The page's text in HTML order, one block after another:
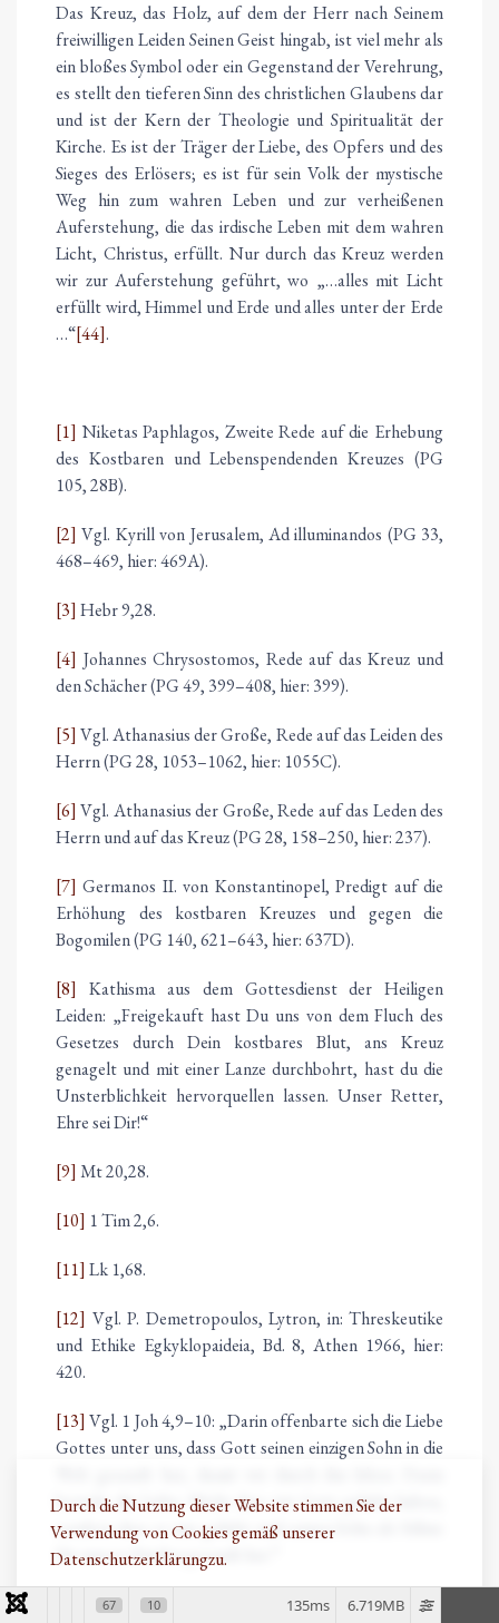
Durch die Nutzung dieser Website stimmen Sie der
Verwendung von Cookies gemäß unserer
Datenschutzerklärungzu.
Das Kreuz, das Holz, auf dem der Herr nach Seinem
freiwilligen Leiden Seinen Geist hingab, ist viel mehr als
ein bloßes Symbol oder ein Gegenstand der Verehrung,
es stellt den tieferen Sinn des christlichen Glaubens dar
und ist der Kern der Theologie und Spiritualität der
Kirche. Es ist der Träger der Liebe, des Opfers und des
Sieges des Erlösers; es ist für sein Volk der mystische
Weg hin zum wahren Leben und zur verheißenen
Auferstehung, die das irdische Leben mit dem wahren
Licht, Christus, erfüllt. Nur durch das Kreuz werden
wir zur Auferstehung geführt, wo „…alles mit Licht
erfüllt wird, Himmel und Erde und alles unter der Erde
…“[44].
[1] Niketas Paphlagos, Zweite Rede auf die Erhebung
des Kostbaren und Lebenspendenden Kreuzes (PG
105, 28B).
[2] Vgl. Kyrill von Jerusalem, Ad illuminandos (PG 33,
468–469, hier: 469A).
[3] Hebr 9,28.
[4] Johannes Chrysostomos, Rede auf das Kreuz und
den Schächer (PG 49, 399–408, hier: 399).
[5] Vgl. Athanasius der Große, Rede auf das Leiden des
Herrn (PG 28, 1053–1062, hier: 1055C).
[6] Vgl. Athanasius der Große, Rede auf das Leden des
Herrn und auf das Kreuz (PG 28, 158–250, hier: 237).
[7] Germanos II. von Konstantinopel, Predigt auf die
Erhöhung des kostbaren Kreuzes und gegen die
Bogomilen (PG 140, 621–643, hier: 637D).
[8] Kathisma aus dem Gottesdienst der Heiligen
Leiden: „Freigekauft hast Du uns von dem Fluch des
Gesetzes durch Dein kostbares Blut, ans Kreuz
genagelt und mit einer Lanze durchbohrt, hast du die
Unsterblichkeit hervorquellen lassen. Unser Retter,
Ehre sei Dir!“
[9] Mt 20,28.
[10] 1 Tim 2,6.
[11] Lk 1,68.
[12] Vgl. P. Demetropoulos, Lytron, in: Threskeutike
und Ethike Egkyklopaideia, Bd. 8, Athen 1966, hier:
420.
[13] Vgl. 1 Joh 4,9–10: „Darin offenbarte sich die Liebe
Gottes unter uns, dass Gott seinen einzigen Sohn in die
besteht die Liebe: Nicht dass wir Gott geliebt haben,
sondern dass er uns geliebt und seinen Sohn als Sühne
für unsere Sünden gesandt hat.“
Christos Yannaras, Das Alphabet des Glaubens,
67 10 6.719MB
135ms